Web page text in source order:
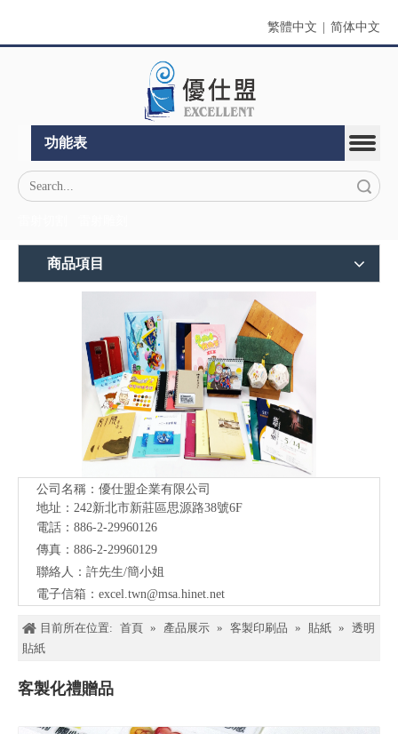
繁體中文 简体中文
功能表
商品項目
公司名稱：優仕盟企業有限公司
地址：242新北市新莊區思源路38號6F
電話：886-2-29960126
傳真：886-2-29960129
聯絡人：許先生/簡小姐
電子信箱： excel.twn@msa.hinet.net
目前所在位置: 首頁 » 產品展示 » 客製印刷品 » 貼紙 » 透明
貼紙
客製化禮贈品